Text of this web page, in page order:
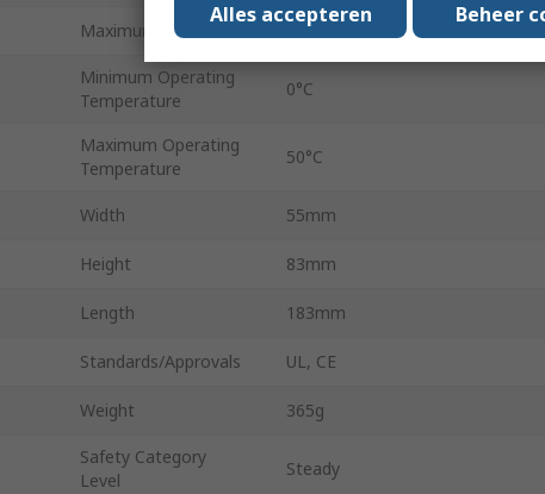
Maximum Frequency 10MHz
Minimum Operating
Temperature
0°C
Maximum Operating
Temperature
50°C
Width 55mm
Height 83mm
Length 183mm
Standards/Approvals UL, CE
Weight 365g
Safety Category
Level
Steady
Alles accepteren Beheer